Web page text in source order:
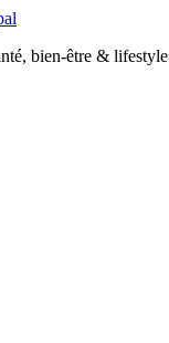
bien-être & lifestyle